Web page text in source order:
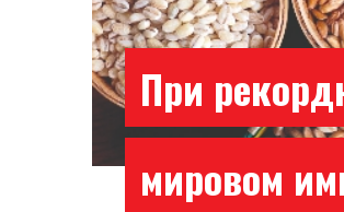
При
мировом